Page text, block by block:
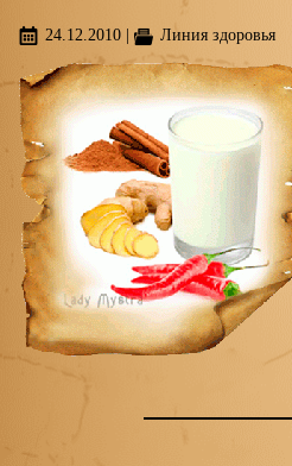
24.12.2010 Линия здоровья